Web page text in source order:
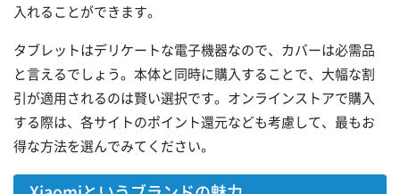
入れることができます。
タブレットはデリケートな電子機器なので、カバーは必需品
と言えるでしょう。本体と同時に購入することで、大幅な割
引が適用されるのは賢い選択です。オンラインストアで購入
する際は、各サイトのポイント還元なども考慮して、最もお
得な方法を選んでみてください。